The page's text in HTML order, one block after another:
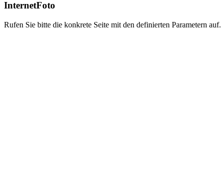
InternetFoto
Rufen Sie bitte die konkrete Seite mit den definierten Parametern auf.